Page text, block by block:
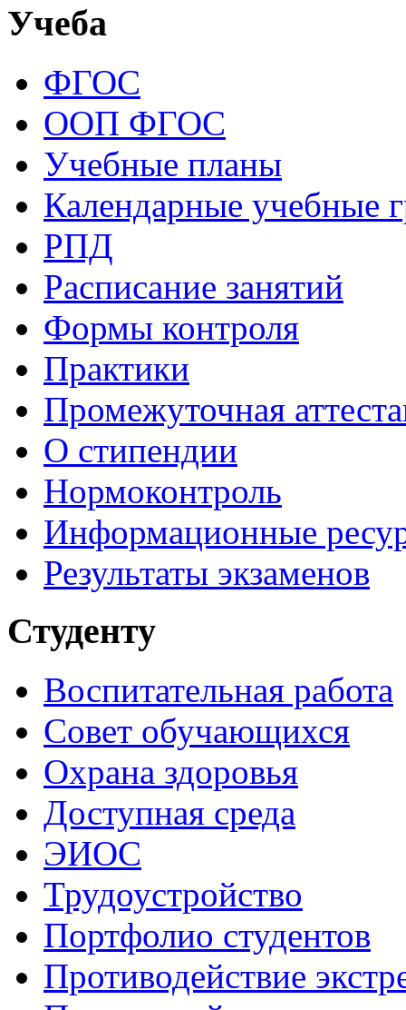
Учеба
ФГОС
ООП ФГОС
Учебные планы
Календарные учебные
РПД
Расписание занятий
Формы контроля
Практики
Промежуточная
О стипендии
Нормоконтроль
Информационные
Результаты экзаменов
Студенту
Воспитательная работа
Совет обучающихся
Охрана здоровья
Доступная среда
ЭИОС
Трудоустройство
Портфолио студентов
Противодействие